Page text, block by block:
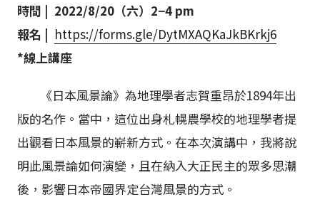
時間 | 2022/8/20（六）2−4 pm
報名 | https://forms.gle/DytMXAQKaJkBKrkj6
*線上講座
《日本風景論》為地理學者志賀重昂於1894年出
版的名作。當中，這位出身札幌農學校的地理學者提
出觀看日本風景的嶄新方式。在本次演講中，我將說
明此風景論如何演變，且在納入大正民主的眾多思潮
後，影響日本帝國界定台灣風景的方式。